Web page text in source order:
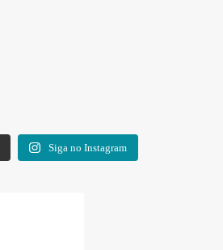
Siga no Instagram